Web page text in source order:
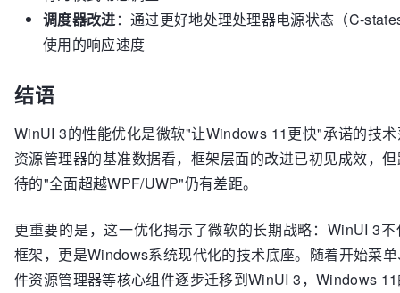
调度器改进：通过更好地处理处理器电源状态（C-
使用的响应速度
结语
WinUI 3的性能优化是微软"让Windows 11更快"承诺的技
资源管理器的基准数据看，框架层面的改进已初见成效，
待的"全面超越WPF/UWP"仍有差距。
更重要的是，这一优化揭示了微软的长期战略：WinUI 3
框架，更是Windows系统现代化的技术底座。随着开始菜
件资源管理器等核心组件逐步迁移到WinUI 3，Windows